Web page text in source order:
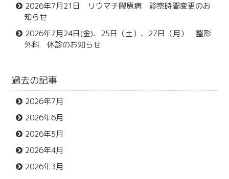
2026年7月21日 リウマチ膠原病 診察時間変更のお
知らせ
2026年7月24日(金)、25日（土）、27日（月） 整形
外科 休診のお知らせ
過去の記事
2026年7月
2026年6月
2026年5月
2026年4月
2026年3月